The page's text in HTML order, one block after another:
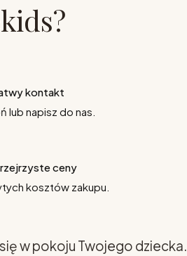
kontakt
lub napisz do nas.
ceny
kosztów zakupu.
w pokoju Twojego dziecka.